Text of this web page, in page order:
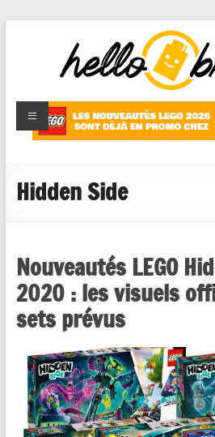
HelloBricks
Blog LEGO,
nouveaut�s
reviews
Hidden Side
Nouveautés LEGO
2020 : les visuels
sets prévus